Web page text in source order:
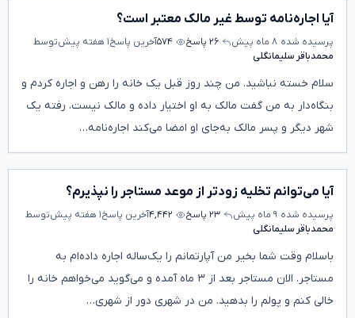
آیا اجاره‌نامه توسط غیر مالک معتبر است؟
پرسیده شده ۸ ماه پیش ۲۶ پاسخ ۵۷۴آخرین پاسخ۱ هفته پیش
توسط
محمدباقر سلیمانگلی
سلام خسته نباشید. من چند روز قبل یک خانه را رهن و اجاره کردم و
بنگاه‌دار به من گفت مالک به او اختیار داده و مالک نیست، رفته یک
شهر دیگر و پسر مالک به‌جای او امضا می‌کند اجاره‌نامه…
آیا می‌توانم تخلیه زودتر از موعد مستاجر را نپذیرم؟
پرسیده شده ۹ ماه پیش ۲۳ پاسخ ۴,۴۴۲آخرین پاسخ۱ هفته پیش
توسط
محمدباقر سلیمانگلی
باسلام وقت شما بخیر من آپارتمانم را یک‌ساله اجاره داده‌ام به
مستاجر. الان مستاجر بعد از ۳ ماه آمده و می‌گوید می‌خواهم خانه را
خالی کنم و پولم را بدهید. من در شهری دور از شهری…